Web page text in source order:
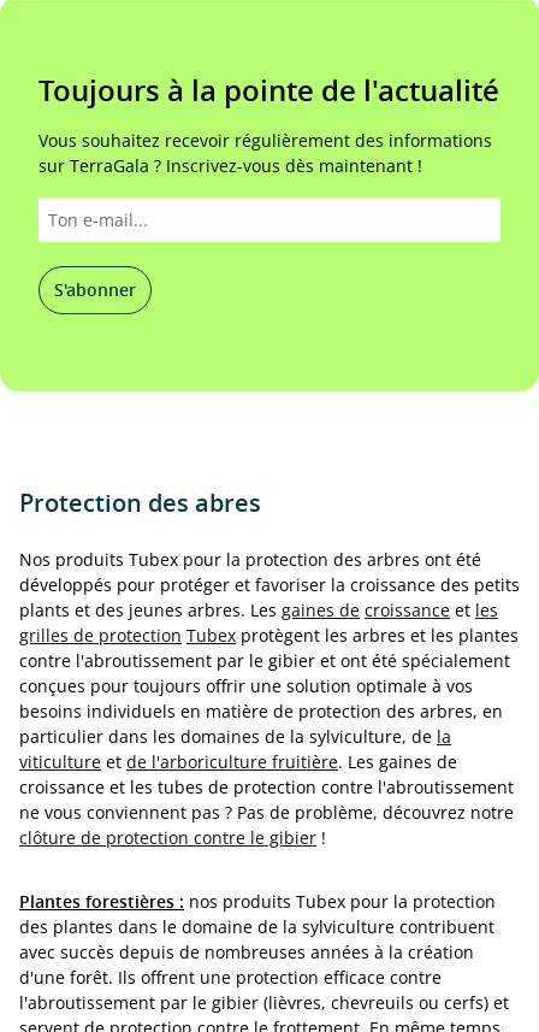
Toujours à la pointe de l'actualité
Vous souhaitez recevoir régulièrement des informations
sur TerraGala ? Inscrivez-vous dès maintenant !
S'abonner
Protection des abres
Nos produits Tubex pour la protection des arbres ont été
développés pour protéger et favoriser la croissance des petits
plants et des jeunes arbres. Les gaines de croissance et les
grilles de protection Tubex protègent les arbres et les plantes
contre l'abroutissement par le gibier et ont été spécialement
conçues pour toujours offrir une solution optimale à vos
besoins individuels en matière de protection des arbres, en
particulier dans les domaines de la sylviculture, de la
viticulture et de l'arboriculture fruitière. Les gaines de
croissance et les tubes de protection contre l'abroutissement
ne vous conviennent pas ? Pas de problème, découvrez notre
clôture de protection contre le gibier !
Plantes forestières : nos produits Tubex pour la protection
des plantes dans le domaine de la sylviculture contribuent
avec succès depuis de nombreuses années à la création
d'une forêt. Ils offrent une protection efficace contre
l'abroutissement par le gibier (lièvres, chevreuils ou cerfs) et